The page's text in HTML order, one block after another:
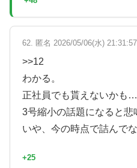
62. 匿名 2026/05/06(水) 21:31:57
>>12
わかる。
正社員でも貰えないかも
3号縮小の話題になると悲
いや、今の時点で詰んで
+25